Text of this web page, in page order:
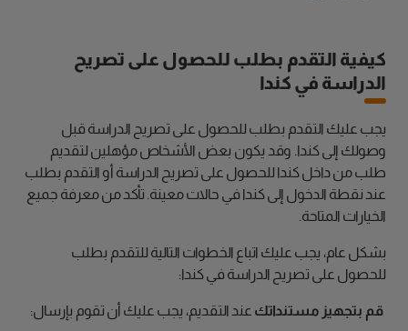
كيفية التقدم بطلب للحصول على تصريح
الدراسة في كندا
يجب عليك التقدم بطلب للحصول على تصريح الدراسة قبل
وصولك إلى كندا. وقد يكون بعض الأشخاص مؤهلين لتقديم
طلب من داخل كندا للحصول على تصريح الدراسة أو التقدم بطلب
عند نقطة الدخول إلى كندا في حالات معينة. تأكد من معرفة جميع
الخيارات المتاحة.
بشكل عام، يجب عليك اتباع الخطوات التالية للتقدم بطلب
للحصول على تصريح الدراسة في كندا:
قم بتجهيز مستنداتك عند التقديم، يجب عليك أن تقوم بإرسال: